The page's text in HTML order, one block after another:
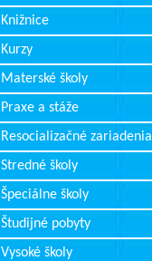
Knižnice
Kurzy
Materské školy
Praxe a stáže
Resocializačné zariadenia
Stredné školy
Špeciálne školy
Študijné pobyty
Vysoké školy